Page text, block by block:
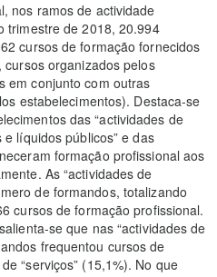
nos ramos de actividade
trimestre de 2018, 20.994
cursos de formação fornecidos
organizados pelos
em conjunto com outras
estabelecimentos). Destaca-se
das “actividades de
líquidos públicos” e das
formação profissional aos
As “actividades de
de formandos, totalizando
cursos de formação profissional.
se que nas “actividades de
frequentou cursos de
“serviços” (15,1%). No que